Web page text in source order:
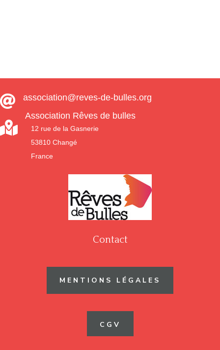
 association@reves-de-bulles.org

Association Rêves de bulles
12 rue de la Gasnerie
53810 Changé
France
Contact
MENTIONS LÉGALES
CGV